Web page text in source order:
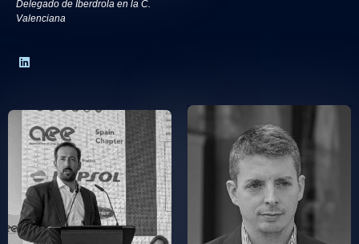
Delegado de Iberdrola en la C.
Valenciana